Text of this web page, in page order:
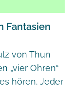
Fantasien
von Thun
„vier Ohren“
hören. Jeder